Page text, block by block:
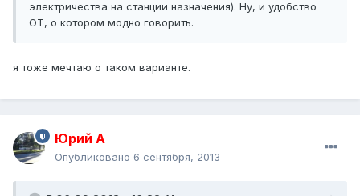
электричества на станции назначения). Ну, и удобство
ОТ, о котором модно говорить.
я тоже мечтаю о таком варианте.
Юрий А
Опубликовано 6 сентября, 2013